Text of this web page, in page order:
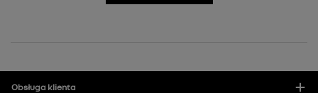
Obsługa klienta